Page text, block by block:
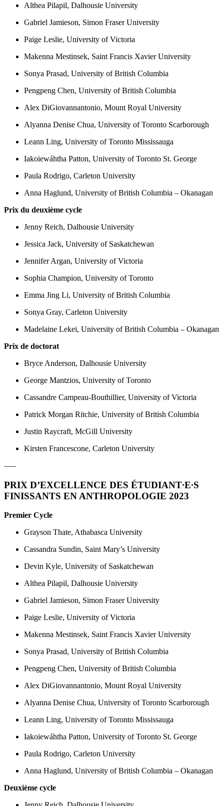
Althea Pilapil, Dalhousie University
Gabriel Jamieson, Simon Fraser University
Paige Leslie, University of Victoria
Makenna Mestinsek, Saint Francis Xavier University
Sonya Prasad, University of British Columbia
Pengpeng Chen, University of British Columbia
Alex DiGiovannantonio, Mount Royal University
Alyanna Denise Chua, University of Toronto Scarborough
Leann Ling, University of Toronto Mississauga
Iakoiewáhtha Patton, University of Toronto St. George
Paula Rodrigo, Carleton University
Anna Haglund, University of British Columbia – Okanagan
Prix du deuxième cycle
Jenny Reich, Dalhousie University
Jessica Jack, University of Saskatchewan
Jennifer Argan, University of Victoria
Sophia Champion, University of Toronto
Emma Jing Li, University of British Columbia
Sonya Gray, Carleton University
Madelaine Lekei, University of British Columbia – Okanagan
Prix de doctorat
Bryce Anderson, Dalhousie University
George Mantzios, University of Toronto
Cassandre Campeau-Bouthillier, University of Victoria
Patrick Morgan Ritchie, University of British Columbia
Justin Raycraft, McGill University
Kirsten Francescone, Carleton University
—–
PRIX D’EXCELLENCE DES ÉTUDIANT·E·S
FINISSANTS EN ANTHROPOLOGIE 2023
Premier Cycle
Grayson Thate, Athabasca University
Cassandra Sundin, Saint Mary’s University
Devin Kyle, University of Saskatchewan
Althea Pilapil, Dalhousie University
Gabriel Jamieson, Simon Fraser University
Paige Leslie, University of Victoria
Makenna Mestinsek, Saint Francis Xavier University
Sonya Prasad, University of British Columbia
Pengpeng Chen, University of British Columbia
Alex DiGiovannantonio, Mount Royal University
Alyanna Denise Chua, University of Toronto Scarborough
Leann Ling, University of Toronto Mississauga
Iakoiewáhtha Patton, University of Toronto St. George
Paula Rodrigo, Carleton University
Anna Haglund, University of British Columbia – Okanagan
Deuxième cycle